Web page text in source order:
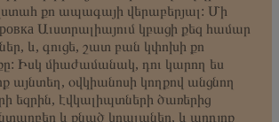
վստահ քո ապագայի վերաբերյալ: Մի
Աւստրալիայում կբացի քեզ համար
և, գուցե, շատ բան կփոխի քո
Իսկ միաժամանակ, դու կարող ես
այնտեղ, օվկիանոսի կողքով անցնող
եզրին, էվկալիպտների ծառերից
և քնած կոալաներ, և արդյոք